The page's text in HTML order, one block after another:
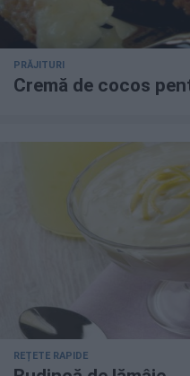
PRĂJITURI
Cremă de cocos
REȚETE RAPIDE